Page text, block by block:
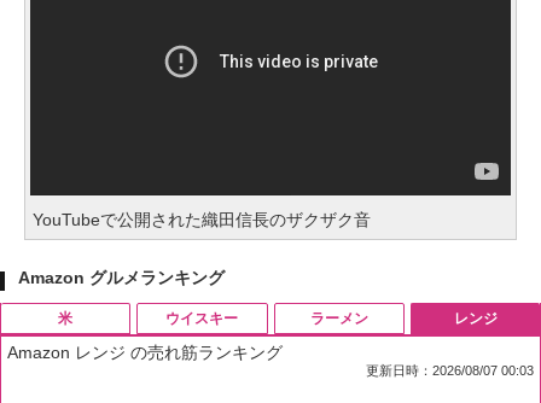
YouTubeで公開された織田信長のザクザク音
Amazon グルメランキング
米 ウイスキー ラーメン レンジ
Amazon レンジ の売れ筋ランキング
更新日時：2026/08/07 00:03